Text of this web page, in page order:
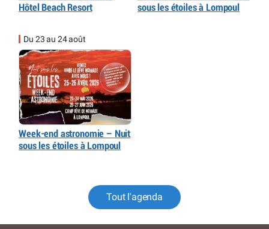
Hôtel Beach Resort
sous les étoiles à Lompoul
Du 23 au 24 août
Week-end astronomie – Nuit
sous les étoiles à Lompoul
Tout l'agenda